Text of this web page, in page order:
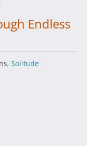
Endless
Solitude